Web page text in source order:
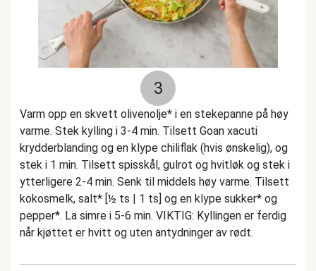
3
Varm opp en skvett olivenolje* i en stekepanne på høy
varme. Stek kylling i 3-4 min. Tilsett Goan xacuti
krydderblanding og en klype chiliflak (hvis ønskelig), og
stek i 1 min. Tilsett spisskål, gulrot og hvitløk og stek i
ytterligere 2-4 min. Senk til middels høy varme. Tilsett
kokosmelk, salt* [½ ts | 1 ts] og en klype sukker* og
pepper*. La simre i 5-6 min. VIKTIG: Kyllingen er ferdig
når kjøttet er hvitt og uten antydninger av rødt.